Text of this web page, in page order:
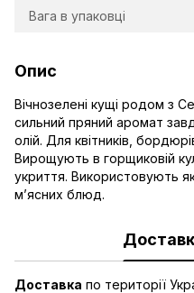
Вага в упаковці
Опис
Вічнозелені кущі родом з
сильний пряний аромат
олій. Для квітників,
Вирощують в горщиковій
укриття. Використовують
м’ясних блюд.
Доставка по території